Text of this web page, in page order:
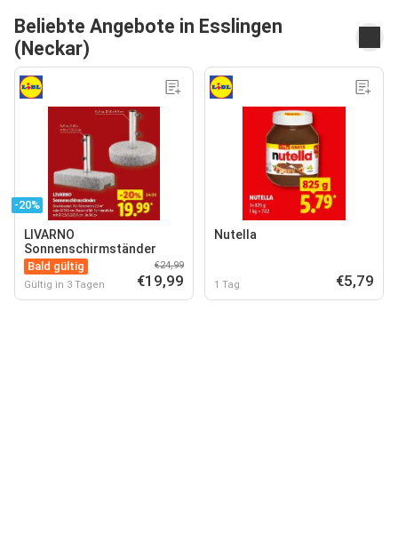
Beliebte Angebote in Esslingen
(Neckar)
-20%
LIVARNO
Sonnenschirmständer
Bald gültig
Gültig in 3 Tagen
€24,99
€19,99
Nutella
1 Tag €5,79